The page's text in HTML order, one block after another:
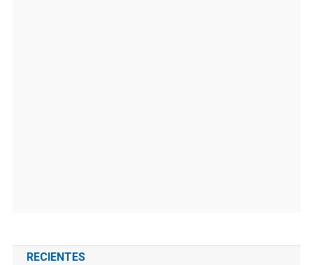
RECIENTES